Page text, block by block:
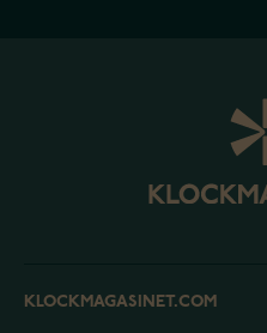
KLOCKMAGASINET.COM